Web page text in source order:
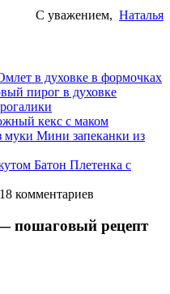
С уважением, Наталья
в духовке в формочках
пирог в духовке
кекс с маком
Мини запеканки из
Батон Плетенка с
комментариев
пошаговый рецепт